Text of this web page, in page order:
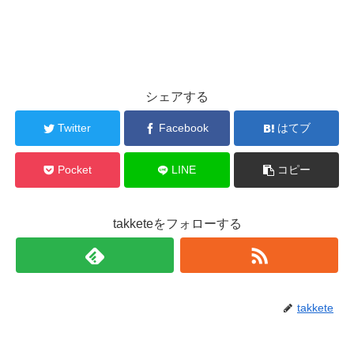
シェアする
Twitter Facebook はてブ
Pocket LINE コピー
takketeをフォローする
takkete